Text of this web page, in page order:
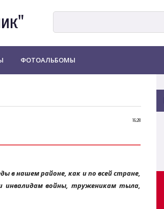
ФОТОАЛЬБОМЫ
16:28
в нашем районе, как и по всей стране,
инвалидам войны, труженикам тыла,